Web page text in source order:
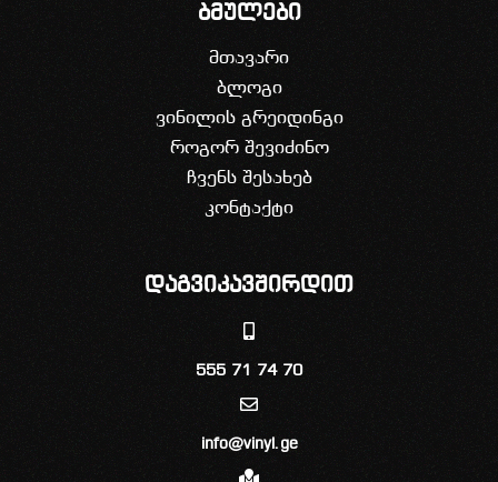
ბმულები
მთავარი
ბლოგი
ვინილის გრეიდინგი
როგორ შევიძინო
ჩვენს შესახებ
კონტაქტი
დაგვიკავშირდით
555 71 74 70
info@vinyl.ge